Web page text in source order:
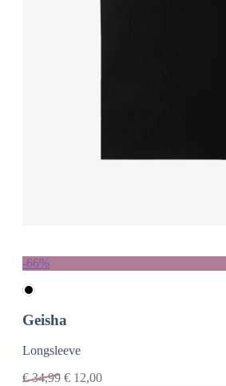
-66%
Geisha
Longsleeve
€34,99 € 12,00